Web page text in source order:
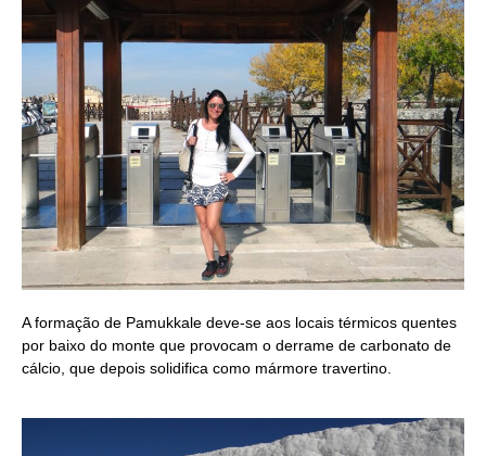
A formação de Pamukkale deve-se aos locais térmicos quentes
por baixo do monte que provocam o derrame de carbonato de
cálcio, que depois solidifica como mármore travertino.